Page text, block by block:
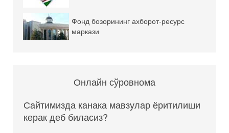
Фонд бозорининг ахборот-ресурс
маркази
Онлайн сўровнома
Сайтимизда канака мавзулар ёритилиши
керак деб биласиз?